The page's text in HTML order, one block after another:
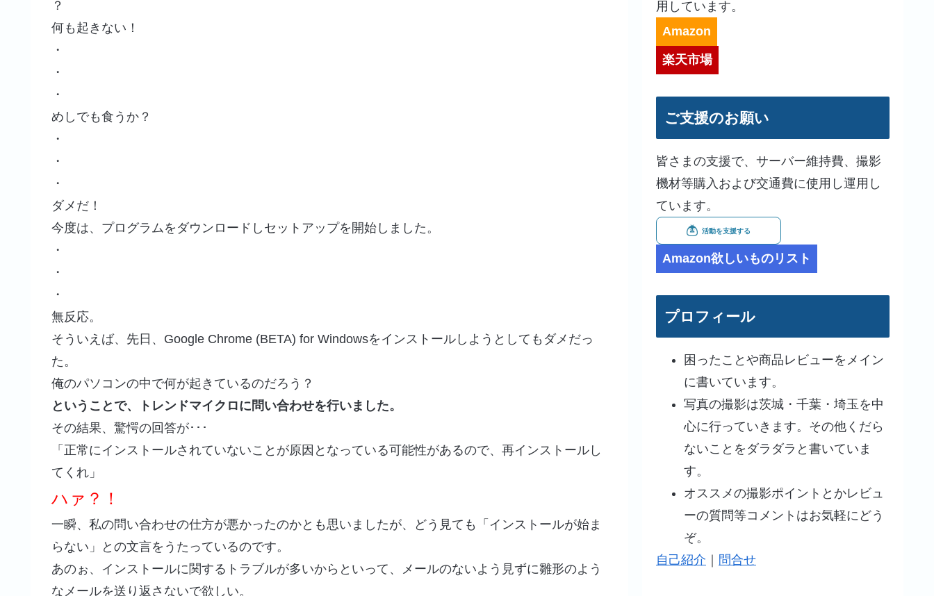
？
何も起きない！
・
・
・
めしでも食うか？
・
・
・
ダメだ！
今度は、プログラムをダウンロードしセットアップを開始しました。
・
・
・
無反応。
そういえば、先日、Google Chrome (BETA) for Windowsをインストールしようとしてもダメだっ
た。
俺のパソコンの中で何が起きているのだろう？
ということで、トレンドマイクロに問い合わせを行いました。
その結果、驚愕の回答が･･･
「正常にインストールされていないことが原因となっている可能性があるので、再インストールし
てくれ」
ハァ？！
一瞬、私の問い合わせの仕方が悪かったのかとも思いましたが、どう見ても「インストールが始ま
らない」との文言をうたっているのです。
あのぉ、インストールに関するトラブルが多いからといって、メールのないよう見ずに雛形のよう
なメールを送り返さないで欲しい。
用しています。
Amazon
楽天市場
ご支援のお願い
皆さまの支援で、サーバー維持費、撮影
機材等購入および交通費に使用し運用し
ています。
Amazon欲しいものリスト
プロフィール
困ったことや商品レビューをメイン
に書いています。
写真の撮影は茨城・千葉・埼玉を中
心に行っていきます。その他くだら
ないことをダラダラと書いていま
す。
オススメの撮影ポイントとかレビュ
ーの質問等コメントはお気軽にどう
ぞ。
自己紹介
問合せ